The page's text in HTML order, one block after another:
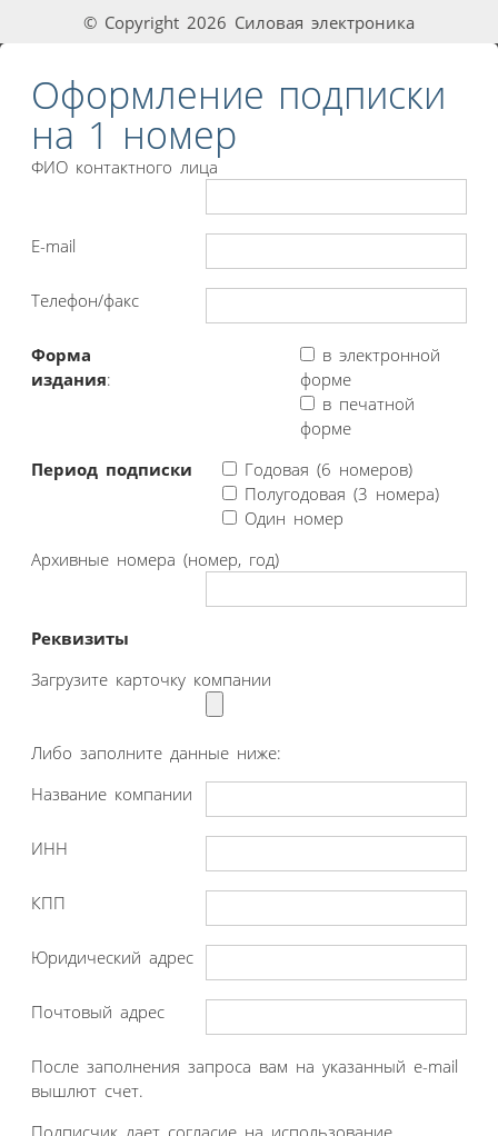
© Copyright 2026 Силовая электроника
Оформление подписки
на 1 номер
ФИО контактного лица
E-mail
Телефон/факс
Форма
издания:
в электронной
форме
в печатной
форме
Период подписки
Годовая (6 номеров)
Полугодовая (3 номера)
Один номер
Архивные номера (номер, год)
Реквизиты
Загрузите карточку компании
Либо заполните данные ниже:
Название компании
ИНН
КПП
Юридический адрес
Почтовый адрес
После заполнения запроса вам на указанный e-mail
вышлют счет.
Подписчик дает согласие на использование